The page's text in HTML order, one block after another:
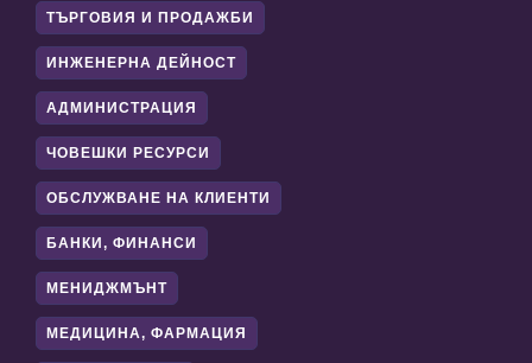
ТЪРГОВИЯ И ПРОДАЖБИ
ИНЖЕНЕРНА ДЕЙНОСТ
АДМИНИСТРАЦИЯ
ЧОВЕШКИ РЕСУРСИ
ОБСЛУЖВАНЕ НА КЛИЕНТИ
БАНКИ, ФИНАНСИ
МЕНИДЖМЪНТ
МЕДИЦИНА, ФАРМАЦИЯ